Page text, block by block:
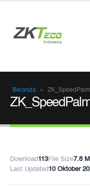
Beranda »
Download113File Size7.8
Last Updated10 Oktober